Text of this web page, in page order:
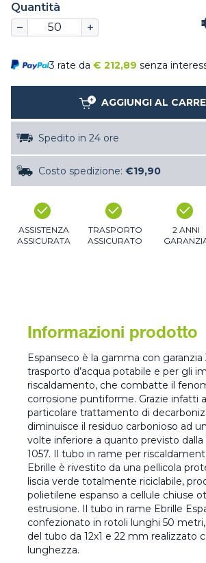
Quantità
3 rate da € 212,89 senza
AGGIUNGI AL
Spedito in 24 ore
Costo spedizione: €19,90
ASSISTENZA
ASSICURATA
TRASPORTO
ASSICURATO
2 ANNI
Informazioni prodotto
Espanseco è la gamma con garanzia
trasporto d’acqua potabile e per gli
riscaldamento, che combatte il
corrosione puntiforme. Grazie infatti
particolare trattamento di
diminuisce il residuo carbonioso ad
volte inferiore a quanto previsto
1057. Il tubo in rame per
Ebrille è rivestito da una pellicola
liscia verde totalmente riciclabile,
polietilene espanso a cellule chiuse
estrusione. Il tubo in rame Ebrille
confezionato in rotoli lunghi 50
del tubo da 12x1 e 22 mm realizzato
lunghezza.